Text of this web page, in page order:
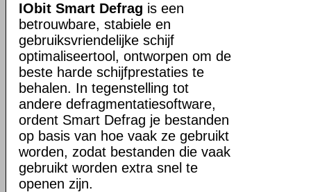
IObit Smart Defrag is een
betrouwbare, stabiele en
gebruiksvriendelijke schijf
optimaliseertool, ontworpen om de
beste harde schijfprestaties te
behalen. In tegenstelling tot
andere defragmentatiesoftware,
ordent Smart Defrag je bestanden
op basis van hoe vaak ze gebruikt
worden, zodat bestanden die vaak
gebruikt worden extra snel te
openen zijn.